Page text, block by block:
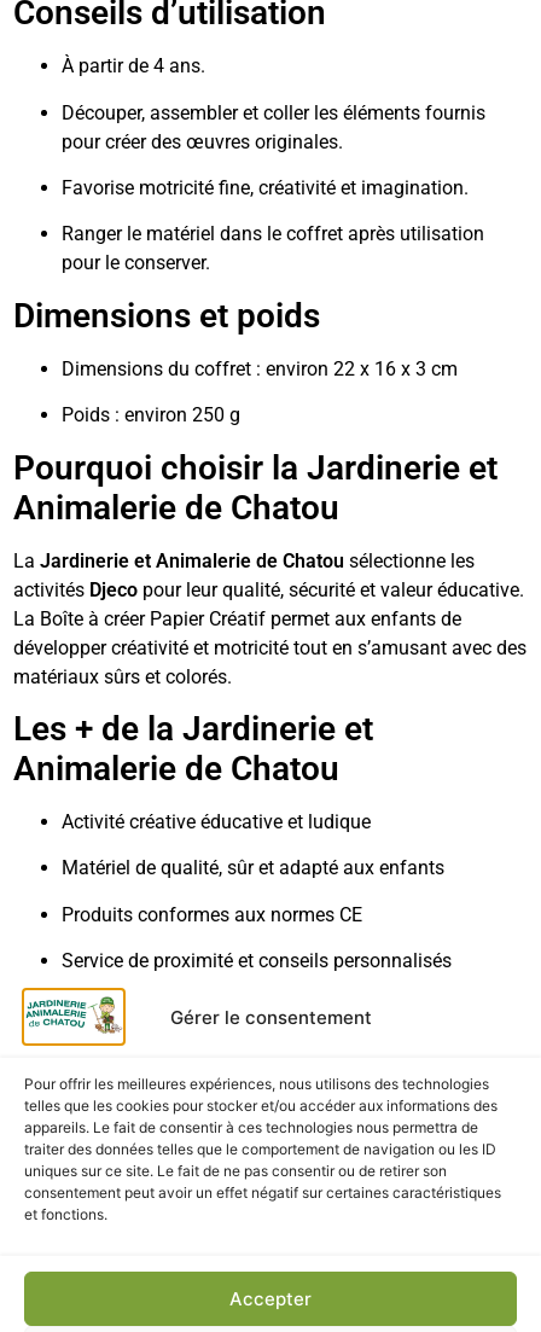
Gérer le consentement
Pour offrir les meilleures expériences, nous utilisons des technologies
telles que les cookies pour stocker et/ou accéder aux informations des
appareils. Le fait de consentir à ces technologies nous permettra de
traiter des données telles que le comportement de navigation ou les ID
uniques sur ce site. Le fait de ne pas consentir ou de retirer son
consentement peut avoir un effet négatif sur certaines caractéristiques
et fonctions.
Accepter
Conseils d’utilisation
À partir de 4 ans.
Découper, assembler et coller les éléments fournis
pour créer des œuvres originales.
Favorise motricité fine, créativité et imagination.
Ranger le matériel dans le coffret après utilisation
pour le conserver.
Dimensions et poids
Dimensions du coffret : environ 22 x 16 x 3 cm
Poids : environ 250 g
Pourquoi choisir la Jardinerie et
Animalerie de Chatou
LaJardinerie et Animalerie de Chatou sélectionne les
activités Djeco pour leur qualité, sécurité et valeur éducative.
La Boîte à créer Papier Créatif permet aux enfants de
développer créativité et motricité tout en s’amusant avec des
matériaux sûrs et colorés.
Les + de la Jardinerie et
Animalerie de Chatou
Activité créative éducative et ludique
Matériel de qualité, sûr et adapté aux enfants
Produits conformes aux normes CE
Service de proximité et conseils personnalisés
Livraison & retrait
Animalerie de Chatou
Livraison rapidepartout en France métropolitaine
Emballage soignépour garantir un produit en parfait
état